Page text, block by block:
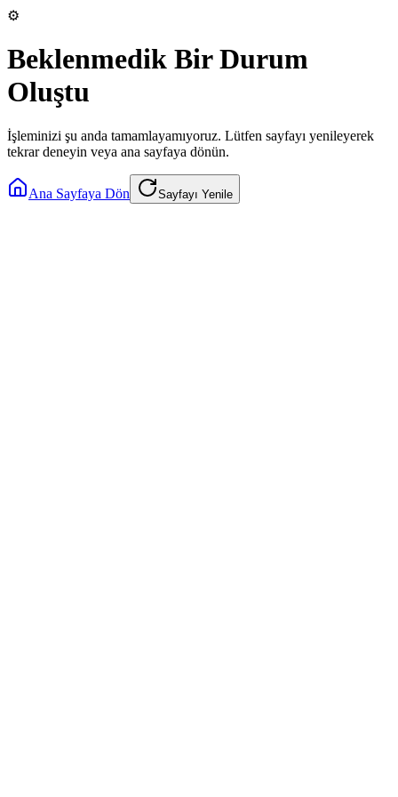
⚙️
Beklenmedik Bir Durum
Oluştu
İşleminizi şu anda tamamlayamıyoruz. Lütfen sayfayı yenileyerek
tekrar deneyin veya ana sayfaya dönün.
Ana Sayfaya Dön Sayfayı Yenile